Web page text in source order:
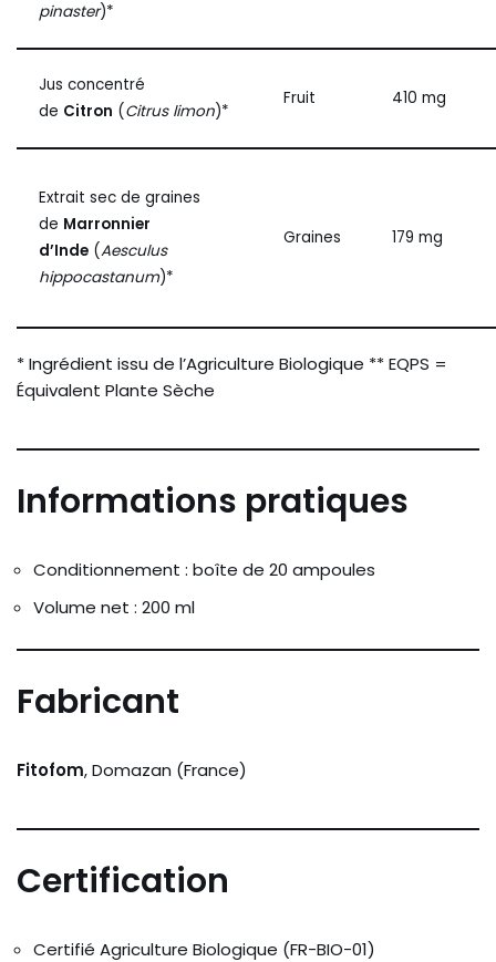
pinaster)*
Jus concentré
de Citron (Citrus limon)*
Fruit 410 mg
Extrait sec de graines
de Marronnier
d’Inde (Aesculus
hippocastanum)*
Graines 179 mg
* Ingrédient issu de l’Agriculture Biologique ** EQPS =
Équivalent Plante Sèche
Informations pratiques
Conditionnement : boîte de 20 ampoules
Volume net : 200 ml
Fabricant
Fitofom, Domazan (France)
Certification
Certifié Agriculture Biologique (FR-BIO-01)